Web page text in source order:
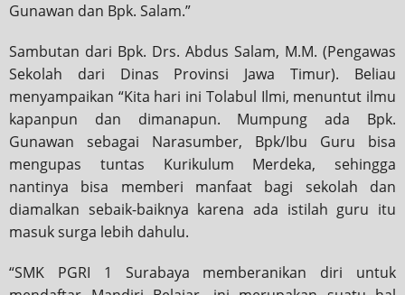
Gunawan dan Bpk. Salam.”
Sambutan dari Bpk. Drs. Abdus Salam, M.M. (Pengawas
Sekolah dari Dinas Provinsi Jawa Timur). Beliau
menyampaikan “Kita hari ini Tolabul Ilmi, menuntut ilmu
kapanpun dan dimanapun. Mumpung ada Bpk.
Gunawan sebagai Narasumber, Bpk/Ibu Guru bisa
mengupas tuntas Kurikulum Merdeka, sehingga
nantinya bisa memberi manfaat bagi sekolah dan
diamalkan sebaik-baiknya karena ada istilah guru itu
masuk surga lebih dahulu.
“SMK PGRI 1 Surabaya memberanikan diri untuk